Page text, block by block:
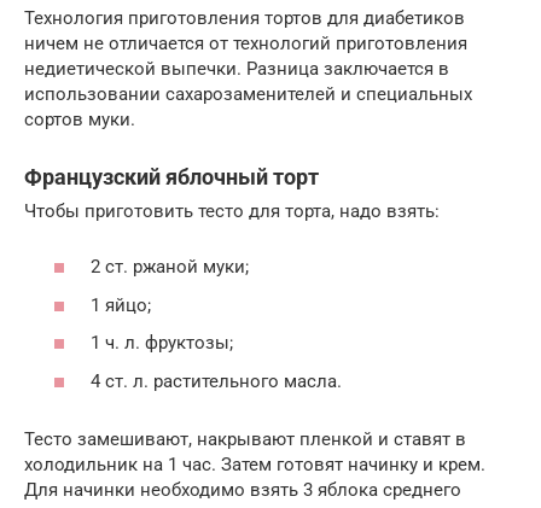
Технология приготовления тортов для диабетиков
ничем не отличается от технологий приготовления
недиетической выпечки. Разница заключается в
использовании сахарозаменителей и специальных
сортов муки.
Французский яблочный торт
Чтобы приготовить тесто для торта, надо взять:
2 ст. ржаной муки;
1 яйцо;
1 ч. л. фруктозы;
4 ст. л. растительного масла.
Тесто замешивают, накрывают пленкой и ставят в
холодильник на 1 час. Затем готовят начинку и крем.
Для начинки необходимо взять 3 яблока среднего